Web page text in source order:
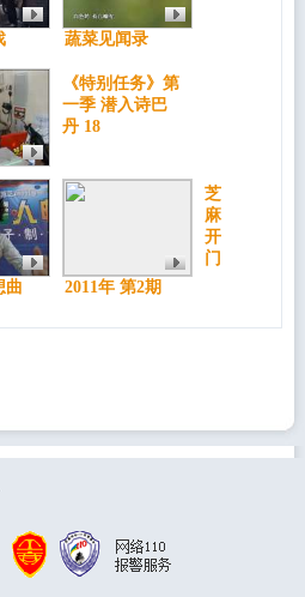
蔬菜见闻录
《特别任务》第
一季 潜入诗巴
丹 18
曲
芝
麻
开
门
2011年 第2期